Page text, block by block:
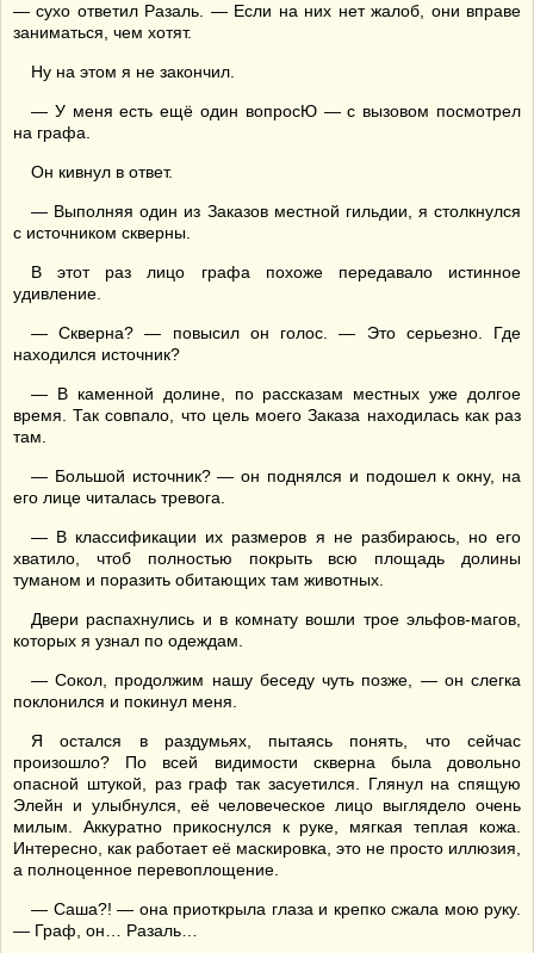
— сухо ответил Разаль. — Если на них нет жалоб, они вправе
заниматься, чем хотят.
Ну на этом я не закончил.
— У меня есть ещё один вопросЮ — с вызовом посмотрел
на графа.
Он кивнул в ответ.
— Выполняя один из Заказов местной гильдии, я столкнулся
с источником скверны.
В этот раз лицо графа похоже передавало истинное
удивление.
— Скверна? — повысил он голос. — Это серьезно. Где
находился источник?
— В каменной долине, по рассказам местных уже долгое
время. Так совпало, что цель моего Заказа находилась как раз
там.
— Большой источник? — он поднялся и подошел к окну, на
его лице читалась тревога.
— В классификации их размеров я не разбираюсь, но его
хватило, чтоб полностью покрыть всю площадь долины
туманом и поразить обитающих там животных.
Двери распахнулись и в комнату вошли трое эльфов-магов,
которых я узнал по одеждам.
— Сокол, продолжим нашу беседу чуть позже, — он слегка
поклонился и покинул меня.
Я остался в раздумьях, пытаясь понять, что сейчас
произошло? По всей видимости скверна была довольно
опасной штукой, раз граф так засуетился. Глянул на спящую
Элейн и улыбнулся, её человеческое лицо выглядело очень
милым. Аккуратно прикоснулся к руке, мягкая теплая кожа.
Интересно, как работает её маскировка, это не просто иллюзия,
а полноценное перевоплощение.
— Саша?! — она приоткрыла глаза и крепко сжала мою руку.
— Граф, он… Разаль…